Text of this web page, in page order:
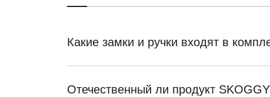
Какие замки и ручки входят в
Отечественный ли продукт